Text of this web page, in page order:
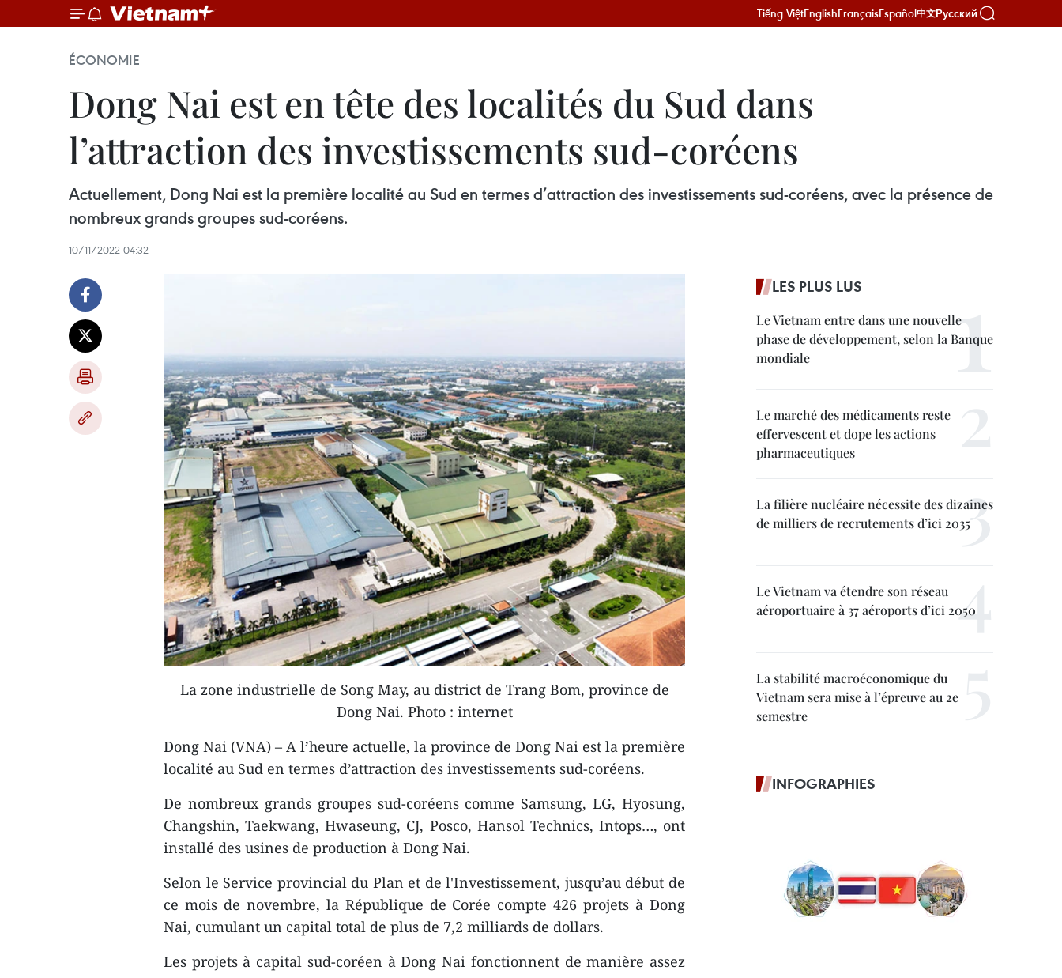
Tiếng ViệtEnglishFrançaisEspañol中文Русский
ÉCONOMIE
Dong Nai est en tête des localités du Sud dans
l’attraction des investissements sud-coréens
Actuellement, Dong Nai est la première localité au Sud en termes d’attraction des investissements sud-coréens, avec la présence de
nombreux grands groupes sud-coréens.
10/11/2022 04:32
La zone industrielle de Song May, au district de Trang Bom, province de
Dong Nai. Photo : internet
Dong Nai (VNA) – A l’heure actuelle, la province de Dong Nai est la première
localité au Sud en termes d’attraction des investissements sud-coréens.
De nombreux grands groupes sud-coréens comme Samsung, LG, Hyosung,
Changshin, Taekwang, Hwaseung, CJ, Posco, Hansol Technics, Intops…, ont
installé des usines de production à Dong Nai.
Selon le Service provincial du Plan et de l'Investissement, jusqu’au début de
ce mois de novembre, la République de Corée compte 426 projets à Dong
Nai, cumulant un capital total de plus de 7,2 milliards de dollars.
Les projets à capital sud-coréen à Dong Nai fonctionnent de manière assez
LES PLUS LUS
Le Vietnam entre dans une nouvelle
phase de développement, selon la Banque
mondiale
Le marché des médicaments reste
effervescent et dope les actions
pharmaceutiques
La filière nucléaire nécessite des dizaines
de milliers de recrutements d’ici 2035
Le Vietnam va étendre son réseau
aéroportuaire à 37 aéroports d’ici 2050
La stabilité macroéconomique du
Vietnam sera mise à l’épreuve au 2e
semestre
INFOGRAPHIES